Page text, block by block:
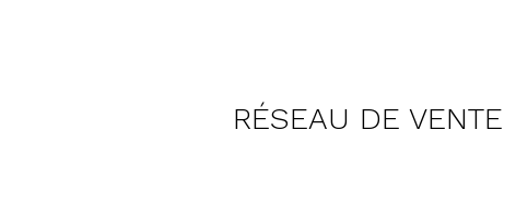
RÉSEAU DE VENTE